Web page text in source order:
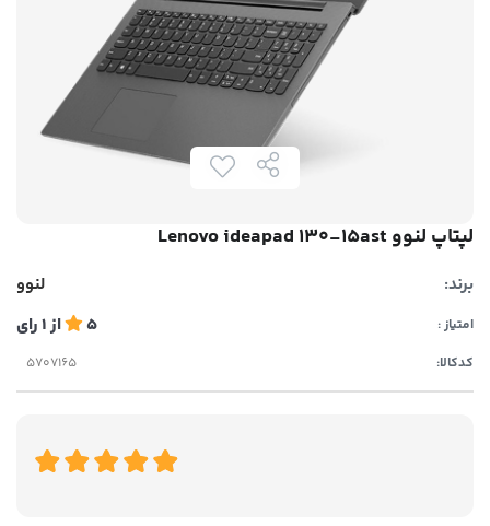
لپتاپ لنوو Lenovo ideapad 130-15ast
برند: لنوو
امتیاز : 5 از1رای
کدکالا: